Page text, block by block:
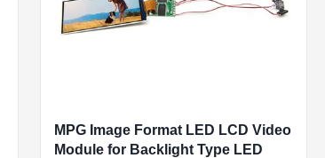
MPG Image Format LED LCD Video
Module for Backlight Type LED